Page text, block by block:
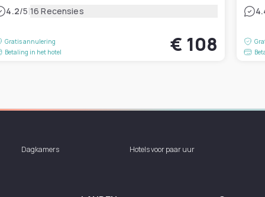
4.2/5|16 Recensies
Gratis annulering
Betaling in het hotel
€ 108
Dagkamers Hotels voor paar uur